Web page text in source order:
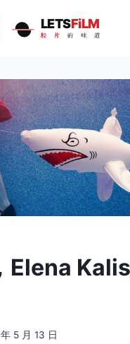
LETSFiLM
胶 片 的 味 道
Elena
5 月 13 日